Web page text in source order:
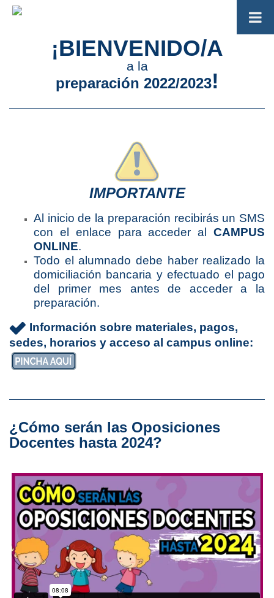
¡BIENVENIDO/A
a la
preparación 2022/2023!
IMPORTANTE
Al inicio de la preparación recibirás un SMS
con el enlace para acceder al CAMPUS
ONLINE.
Todo el alumnado debe haber realizado la
domiciliación bancaria y efectuado el pago
del primer mes antes de acceder a la
preparación.
Información sobre materiales, pagos,
sedes, horarios y acceso al campus online:
¿Cómo serán las Oposiciones
Docentes hasta 2024?